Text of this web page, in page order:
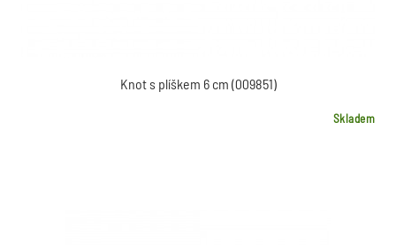
Knot s plíškem 6 cm (009851)
Skladem